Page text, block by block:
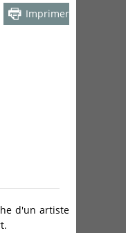
Imprimer
d'un artiste